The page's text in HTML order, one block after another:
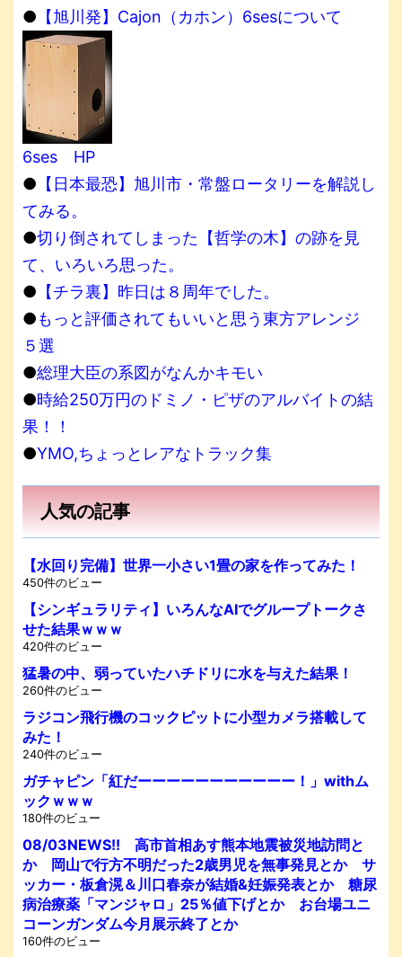
● 【旭川発】Cajon（カホン）6sesについて
6ses HP
● 【日本最恐】旭川市・常盤ロータリーを解説し
てみる。
●切り倒されてしまった【哲学の木】の跡を見
て、いろいろ思った。
● 【チラ裏】昨日は８周年でした。
●もっと評価されてもいいと思う東方アレンジ
５選
●総理大臣の系図がなんかキモい
●時給250万円のドミノ・ピザのアルバイトの結
果！！
●YMO,ちょっとレアなトラック集
人気の記事
【水回り完備】世界一小さい1畳の家を作ってみた！
450件のビュー
【シンギュラリティ】いろんなAIでグループトークさ
せた結果ｗｗｗ
420件のビュー
猛暑の中、弱っていたハチドリに水を与えた結果！
260件のビュー
ラジコン飛行機のコックピットに小型カメラ搭載して
みた！
240件のビュー
ガチャピン「紅だーーーーーーーーーーー！」withム
ックｗｗｗ
180件のビュー
08/03NEWS!! 高市首相あす熊本地震被災地訪問と
か 岡山で行方不明だった2歳男児を無事発見とか サ
ッカー・板倉滉＆川口春奈が結婚&妊娠発表とか 糖尿
病治療薬「マンジャロ」25％値下げとか お台場ユニ
コーンガンダム今月展示終了とか
160件のビュー